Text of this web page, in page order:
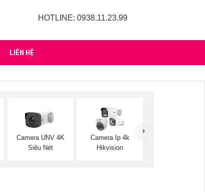
HOTLINE: 0938.11.23.99
LIÊN HỆ
Camera UNV 4K
Siêu Nét
Camera Ip 4k
Hikvision